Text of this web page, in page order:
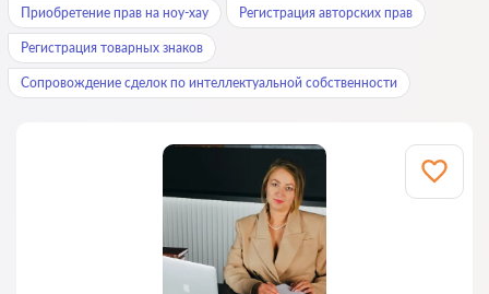
Приобретение прав на ноу-хау Регистрация авторских прав
Регистрация товарных знаков
Сопровождение сделок по интеллектуальной собственности